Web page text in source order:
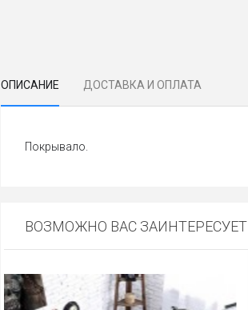
ОПИСАНИЕ
ДОСТАВКА И ОПЛАТА
Покрывало.
ВОЗМОЖНО ВАС ЗАИНТЕРЕСУЕТ